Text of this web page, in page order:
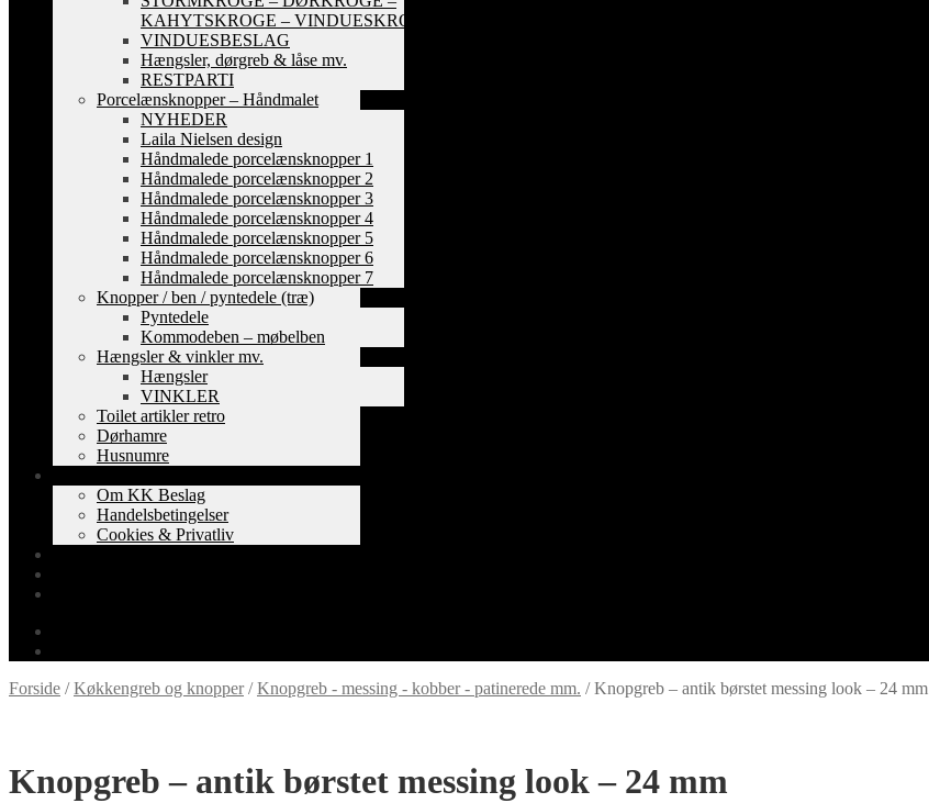
KAHYTSKROGE – VINDUESKROGE
VINDUESBESLAG
Hængsler, dørgreb & låse mv.
RESTPARTI
Porcelænsknopper – Håndmalet
NYHEDER
Laila Nielsen design
Håndmalede porcelænsknopper 1
Håndmalede porcelænsknopper 2
Håndmalede porcelænsknopper 3
Håndmalede porcelænsknopper 4
Håndmalede porcelænsknopper 5
Håndmalede porcelænsknopper 6
Håndmalede porcelænsknopper 7
Knopper / ben / pyntedele (træ)
Pyntedele
Kommodeben – møbelben
Hængsler & vinkler mv.
Hængsler
VINKLER
Toilet artikler retro
Dørhamre
Husnumre
Om KK Beslag
Handelsbetingelser
Cookies & Privatliv
Forside /Køkkengreb og knopper/Knopgreb - messing - kobber - patinerede mm. /Knopgreb – antik børstet messing look – 24 mm
Knopgreb – antik børstet messing look – 24 mm